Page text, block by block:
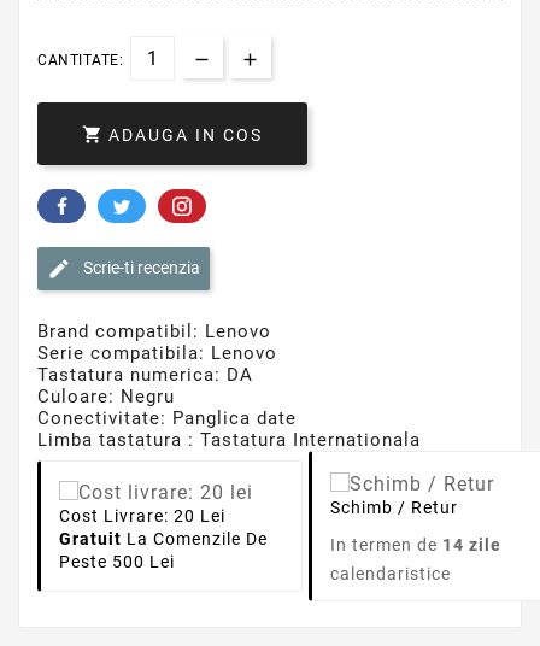
CANTITATE:
 ADAUGA IN COS
Scrie-ti recenzia
Brand compatibil: Lenovo
Serie compatibila: Lenovo
Tastatura numerica: DA
Culoare: Negru
Conectivitate: Panglica date
Limba tastatura : Tastatura Internationala
Cost Livrare: 20 Lei
Gratuit La Comenzile De
Peste 500 Lei
Schimb / Retur
In termen de 14 zile
calendaristice